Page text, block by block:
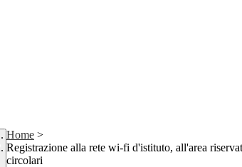
Home >
Registrazione alla rete wi-fi d'istituto, all'area
circolari